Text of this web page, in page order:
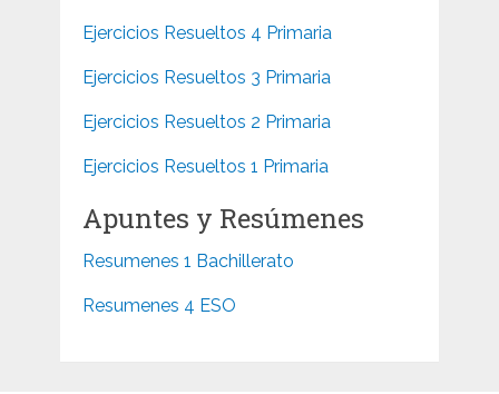
Ejercicios Resueltos 4 Primaria
Ejercicios Resueltos 3 Primaria
Ejercicios Resueltos 2 Primaria
Ejercicios Resueltos 1 Primaria
Apuntes y Resúmenes
Resumenes 1 Bachillerato
Resumenes 4 ESO